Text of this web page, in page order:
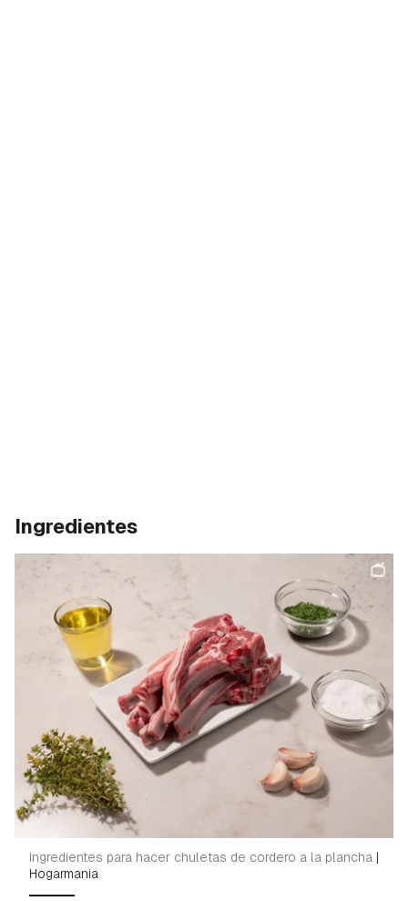
Ingredientes
Ingredientes para hacer chuletas de cordero a la plancha |
Hogarmania